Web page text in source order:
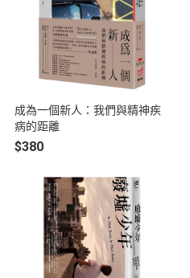
成為一個新人：我們與精神疾
病的距離
$380